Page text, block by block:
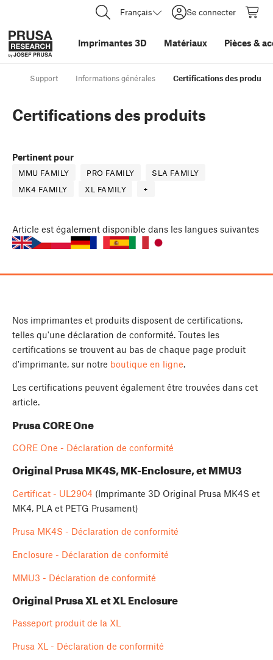
Français Se connecter
Imprimantes 3D Matériaux Pièces &
Support Informations générales Certifications des produits
Certifications des produits
Pertinent pour
MMU FAMILY PRO FAMILY
SLA FAMILY
MK4 FAMILY
XL FAMILY +
Article est également disponible dans les langues suivantes
Nos imprimantes et produits disposent de certifications,
telles qu'une déclaration de conformité. Toutes les
certifications se trouvent au bas de chaque page produit
d'imprimante, sur notre boutique en ligne.
Les certifications peuvent également être trouvées dans cet
article.
Prusa CORE One
CORE One - Déclaration de conformité
Original Prusa MK4S, MK-Enclosure, et MMU3
Certificat - UL2904 (Imprimante 3D Original Prusa MK4S et
MK4, PLA et PETG Prusament)
Prusa MK4S - Déclaration de conformité
Enclosure - Déclaration de conformité
MMU3 - Déclaration de conformité
Original Prusa XL et XL Enclosure
Passeport produit de la XL
Prusa XL - Déclaration de conformité